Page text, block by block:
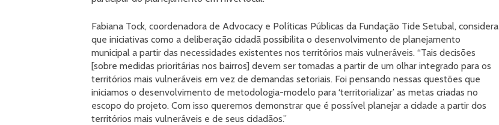
Fabiana Tock, coordenadora de Advocacy e Políticas Públicas da Fundação Tide Setubal, considera
que iniciativas como a deliberação cidadã possibilita o desenvolvimento de planejamento
municipal a partir das necessidades existentes nos territórios mais vulneráveis. “Tais decisões
[sobre medidas prioritárias nos bairros] devem ser tomadas a partir de um olhar integrado para os
territórios mais vulneráveis em vez de demandas setoriais. Foi pensando nessas questões que
iniciamos o desenvolvimento de metodologia-modelo para ‘territorializar’ as metas criadas no
escopo do projeto. Com isso queremos demonstrar que é possível planejar a cidade a partir dos
territórios mais vulneráveis e de seus cidadãos.”